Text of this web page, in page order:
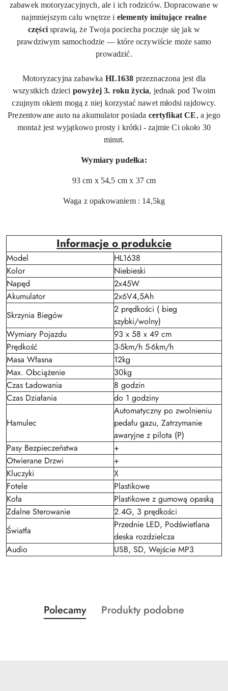
zabawek motoryzacyjnych, ale i ich rodziców. Dopracowane w
najmniejszym calu wnętrze i elementy imitujące realne
częścisprawią, że Twoja pociecha poczuje się jak w
prawdziwym samochodzie — które oczywiście może samo
prowadzić.
Motoryzacyjna zabawka HL1638 przeznaczona jest dla
wszystkich dzieci powyżej 3. roku życia, jednak pod Twoim
czujnym okiem mogą z niej korzystać nawet młodsi rajdowcy.
Prezentowane auto na akumulator posiada certyfikat CE, a jego
montaż jest wyjątkowo prosty i krótki - zajmie Ci około 30
minut.
Wymiary pudełka:
93 cm x 54,5 cm x 37 cm
Waga z opakowaniem : 14,5kg
Informacje o produkcie
Model
HL1638
Kolor
Niebieski
Napęd
2x45W
Akumulator
2x6V4,5Ah
Skrzynia Biegów
2 prędkości ( bieg
szybki/wolny)
Wymiary Pojazdu
93 x 58 x 49 cm
Prędkość
3-5km/h 5-6km/h
Masa Własna
12kg
Max. Obciążenie
30kg
Czas Ładowania
8 godzin
Czas Działania
do 1 godziny
Hamulec
Automatyczny po zwolnieniu
pedału gazu, Zatrzymanie
awaryjne z pilota (P)
Pasy Bezpieczeństwa
+
Otwierane Drzwi
+
Kluczyki
X
Fotele
Plastikowe
Koła
Plastikowe z gumową opaską
Zdalne Sterowanie
2.4G, 3 prędkości
Światła
Przednie LED, Podświetlana
deska rozdzielcza
Audio
USB, SD, Wejście MP3
Pomiń karuzelę produktów
Produkty
o
Polecamy
Produkty
Produkty podobne